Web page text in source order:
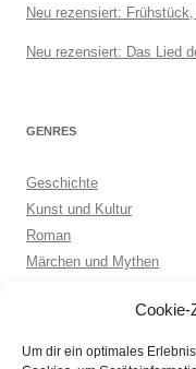
Cookie-
Um dir ein optimales
Neu rezensiert:
Neu rezensiert: Das Lied
GENRES
Geschichte
Kunst und Kultur
Roman
Märchen und Mythen